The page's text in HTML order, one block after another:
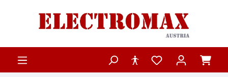
Zum Hauptinhalt springen